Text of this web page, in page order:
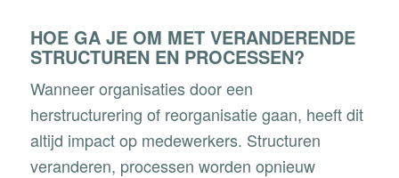
HOE GA JE OM MET VERANDERENDE
STRUCTUREN EN PROCESSEN?
Wanneer organisaties door een
herstructurering of reorganisatie gaan, heeft dit
altijd impact op medewerkers. Structuren
veranderen, processen worden opnieuw